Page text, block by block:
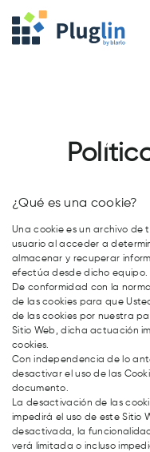
¿Qué es una cookie?
Una cookie es un archivo de
usuario al acceder a
almacenar y recuperar
efectúa desde dicho equipo.
De conformidad con la
de las cookies para que
de las cookies por nuestra
Sitio Web, dicha actuación
cookies.
Con independencia de lo
desactivar el uso de las
documento.
La desactivación de las
impedirá el uso de este Sitio
desactivada, la
verá limitada o incluso